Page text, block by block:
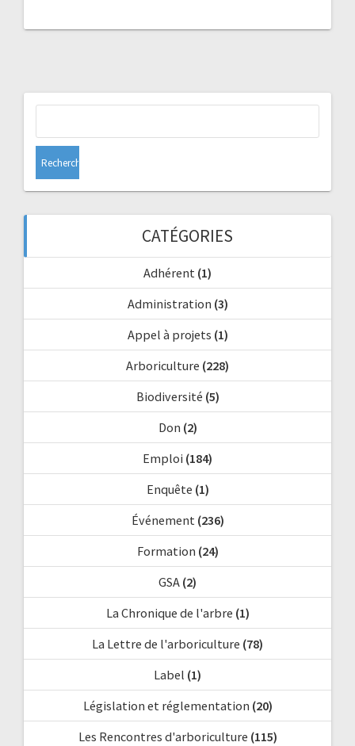
CATÉGORIES
Adhérent (1)
Administration (3)
Appel à projets (1)
Arboriculture (228)
Biodiversité (5)
Don (2)
Emploi (184)
Enquête (1)
Événement(236)
Formation (24)
GSA (2)
La Chronique de l'arbre (1)
La Lettre de l'arboriculture (78)
Label (1)
Législation et réglementation (20)
Les Rencontres d'arboriculture (115)